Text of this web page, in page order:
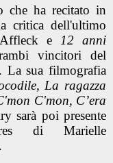
che ha recitato in
critica dell'ultimo
e 12 anni
vincitori del
sua filmografia
La ragazza
C'mon, C’era
sarà poi presente
di Marielle